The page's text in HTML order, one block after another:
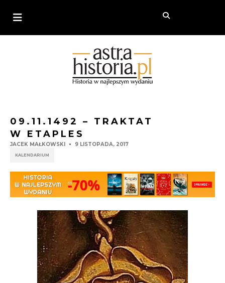
09.11.1492 – TRAKTAT
W ETAPLES
JACEK MAŁKOWSKI 9 LISTOPADA, 2017
KALENDARIUM